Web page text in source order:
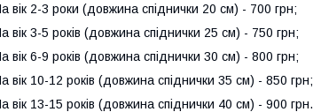
вік 2-3 роки (довжина спіднички 20 см) - 700 грн;
вік 3-5 років (довжина спіднички 25 см) - 750 грн;
вік 6-9 років (довжина спіднички 30 см) - 800 грн;
вік 10-12 років (довжина спіднички 35 см) - 850 грн;
вік 13-15 років (довжина спіднички 40 см) - 900 грн.